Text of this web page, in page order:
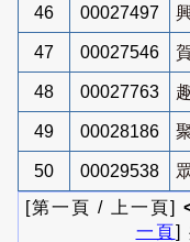
46 00027497
47 00027546
48 00027763
49 00028186
50 00029538
[第一頁 / 上一頁]
一頁]